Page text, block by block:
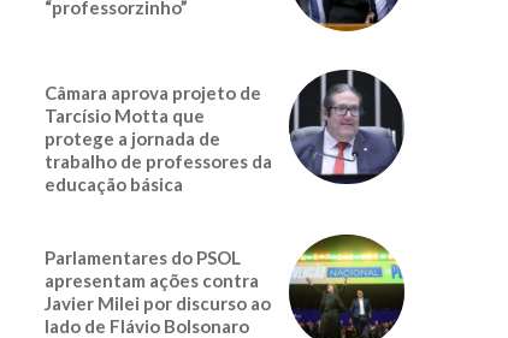
“professorzinho”
Câmara aprova projeto de
Tarcísio Motta que
protege a jornada de
trabalho de professores da
educação básica
Parlamentares do PSOL
apresentam ações contra
Javier Milei por discurso ao
lado de Flávio Bolsonaro